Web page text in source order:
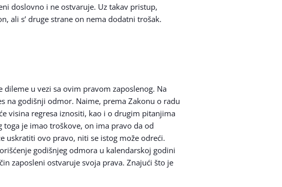
doslovno i ne ostvaruje. Uz takav pristup,
ali s’ druge strane on nema dodatni trošak.
u vezi sa ovim pravom zaposlenog. Na
na godišnji odmor. Naime, prema Zakonu o radu
visina regresa iznositi, kao i o drugim pitanjima
je imao troškove, on ima pravo da od
uskratiti ovo pravo, niti se istog može odreći.
godišnjeg odmora u kalendarskoj godini
zaposleni ostvaruje svoja prava. Znajući što je